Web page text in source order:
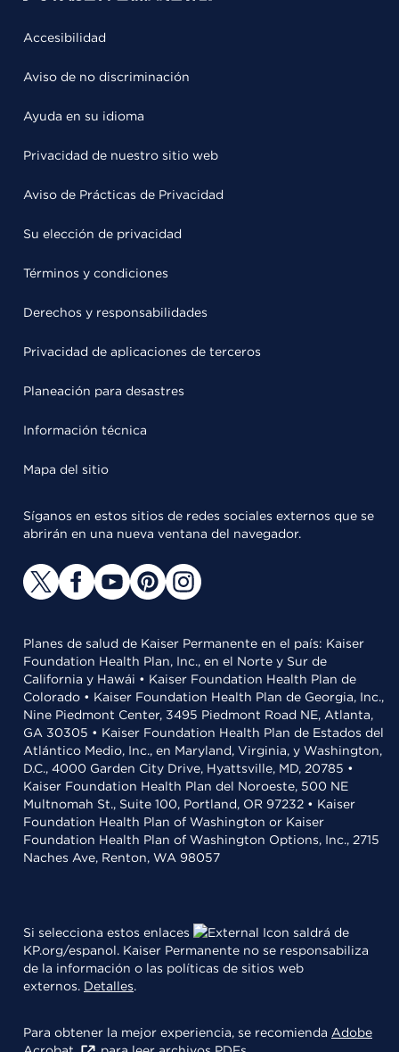
Accesibilidad
Aviso de no discriminación
Ayuda en su idioma
Privacidad de nuestro sitio web
Aviso de Prácticas de Privacidad
Su elección de privacidad
Términos y condiciones
Derechos y responsabilidades
Privacidad de aplicaciones de terceros
Planeación para desastres
Información técnica
Mapa del sitio
Síganos en estos sitios de redes sociales externos que se
abrirán en una nueva ventana del navegador.
Planes de salud de Kaiser Permanente en el país: Kaiser
Foundation Health Plan, Inc., en el Norte y Sur de
California y Hawái • Kaiser Foundation Health Plan de
Colorado • Kaiser Foundation Health Plan de Georgia, Inc.,
Nine Piedmont Center, 3495 Piedmont Road NE, Atlanta,
GA 30305 • Kaiser Foundation Health Plan de Estados del
Atlántico Medio, Inc., en Maryland, Virginia, y Washington,
D.C., 4000 Garden City Drive, Hyattsville, MD, 20785 •
Kaiser Foundation Health Plan del Noroeste, 500 NE
Multnomah St., Suite 100, Portland, OR 97232 • Kaiser
Foundation Health Plan of Washington or Kaiser
Foundation Health Plan of Washington Options, Inc., 2715
Naches Ave, Renton, WA 98057
Si selecciona estos enlaces
saldrá de
KP.org/espanol. Kaiser Permanente no se responsabiliza
de la información o las políticas de sitios web
externos. Detalles.
Para obtener la mejor experiencia, se recomienda Adobe